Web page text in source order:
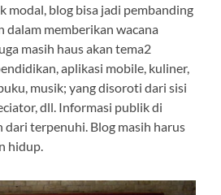
modal, blog bisa jadi pembanding
dalam memberikan wacana
masih haus akan tema2
aplikasi mobile, kuliner,
musik; yang disoroti dari sisi
dll. Informasi publik di
dari terpenuhi. Blog masih harus
hidup.